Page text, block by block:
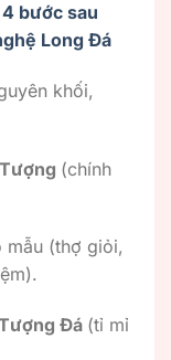
bước sau
Long Đá
khối,
Tượng (chính
mẫu (thợ giỏi,
Đá (tỉ mỉ